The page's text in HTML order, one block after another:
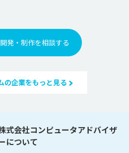
発・制作を相談する
の企業をもっと見る
式会社コンピュータアドバイザ
について